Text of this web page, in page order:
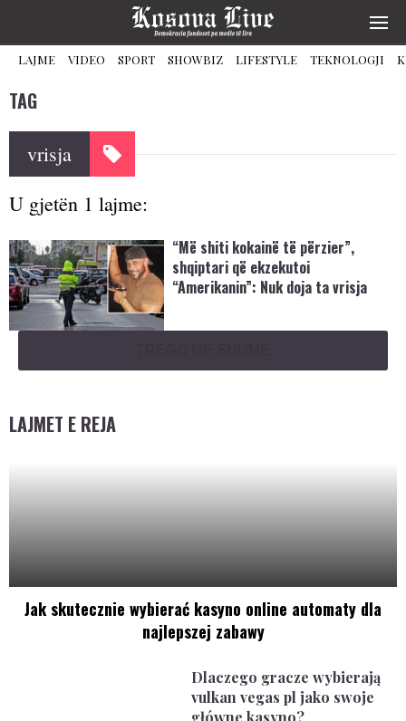
LAJME VIDEO SPORT SHOWBIZ LIFESTYLE TEKNOLOGJI
TAG
vrisja
U gjetën 1 lajme:
“Më shiti kokainë të përzier”,
shqiptari që ekzekutoi
“Amerikanin”: Nuk doja ta vrisja
LAJMET E REJA
Jak skutecznie wybierać kasyno online automaty dla
najlepszej zabawy
Dlaczego gracze wybierają
vulkan vegas pl jako swoje
główne kasyno?